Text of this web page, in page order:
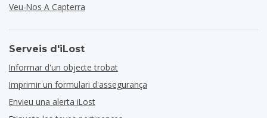
Veu-Nos A Capterra
Serveis d'iLost
Informar d'un objecte trobat
Imprimir un formulari d'assegurança
Envieu una alerta iLost